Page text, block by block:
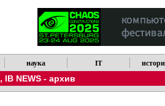
наука IT
, IB NEWS - архив